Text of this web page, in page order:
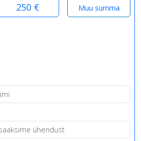
250 €